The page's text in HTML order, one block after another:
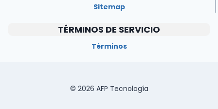
Sitemap
TÉRMINOS DE SERVICIO
Términos
© 2026 AFP Tecnología